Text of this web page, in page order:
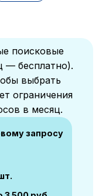
поисковые
— бесплатно).
выбрать
ограничения
в месяц.
запросу